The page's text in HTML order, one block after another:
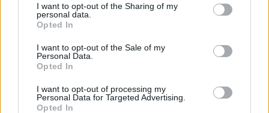
not limited to your visit or usage behaviour. You may click to
grant or deny consent to Google and its third-party tags to
use your data for below specified purposes in below Google
consent section.
I want to opt-out of the Sharing of my
personal data.
Opted In
I want to opt-out of the Sale of my
Personal Data.
Opted In
I want to opt-out of processing my
Personal Data for Targeted Advertising.
Opted In